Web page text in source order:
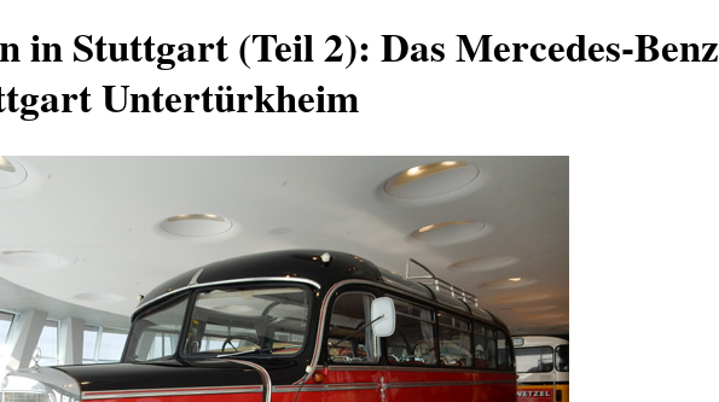
in Stuttgart (Teil 2): Das Mercedes-Benz
Untertürkheim